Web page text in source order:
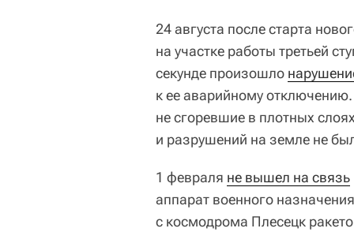
24 августа после старта
на участке работы третьей
секунде произошло
к ее аварийному
не сгоревшие в плотных
и разрушений на земле не
1 февраля не вышел на связь
аппарат военного
с космодрома Плесецк